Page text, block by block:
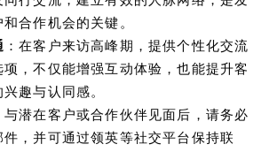
合作机会的关键。
：在客户来访高峰期，提供个性化交流
项，不仅能增强互动体验，也能提升客
趣与认同感。
与潜在客户或合作伙伴见面后，请务必
件，并可通过领英等社交平台保持联